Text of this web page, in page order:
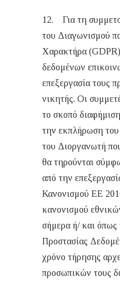
12. Για τη
του Διαγωνισμού
Χαρακτήρα
δεδομένων
επεξεργασία τους
νικητής. Οι
το σκοπό
την εκπλήρωση του
του Διοργανωτή
θα τηρούνται
από την
Κανονισμού ΕΕ
κανονισμού
σήμερα ή/ και όπως
Προστασίας
χρόνο τήρησης
προσωπικών τους